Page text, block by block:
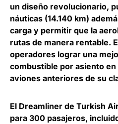
un diseño revolucionario,
náuticas (14.140 km)
carga y permitir que la
rutas de manera rentable.
operadores lograr una
combustible por asiento
aviones anteriores de su
El Dreamliner de Turkish
para 300 pasajeros,